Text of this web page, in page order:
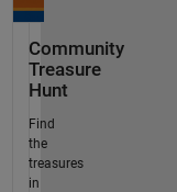
Community
Treasure
Hunt
Find
the
treasures
in